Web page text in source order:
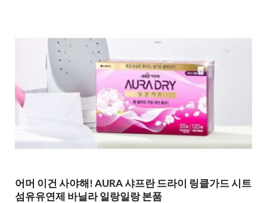
어머 이건 사야해! AURA 샤프란 드라이 링클가드 시트
섬유유연제 바닐라 일랑일랑 본품